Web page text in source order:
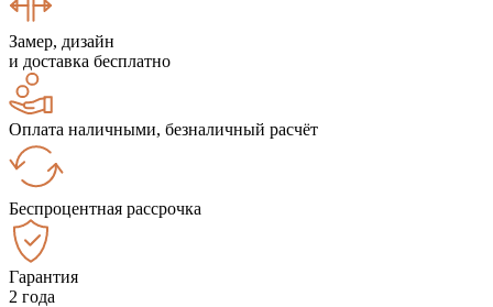
Замер, дизайн
и доставка бесплатно
Оплата наличными, безналичный расчёт
Беспроцентная рассрочка
Гарантия
2 года